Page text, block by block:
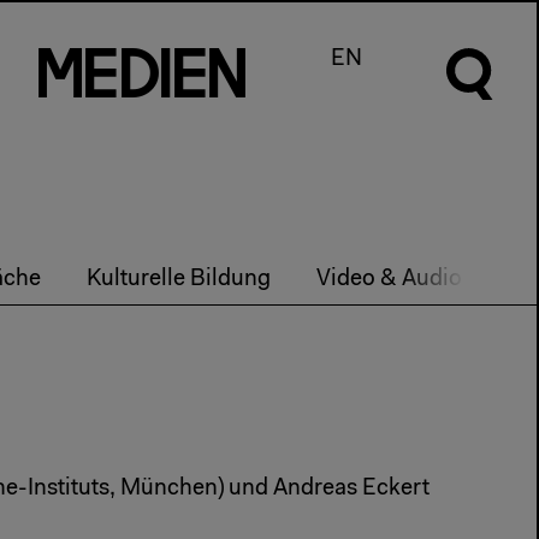
m e d en EN
Kulturelle Bildung Video & Audio
Instituts, München) und Andreas Eckert